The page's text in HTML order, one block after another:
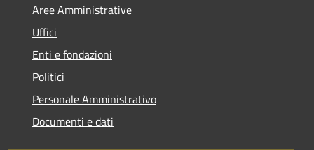
Aree Amministrative
Uffici
Enti e fondazioni
Politici
Personale Amministrativo
Documenti e dati